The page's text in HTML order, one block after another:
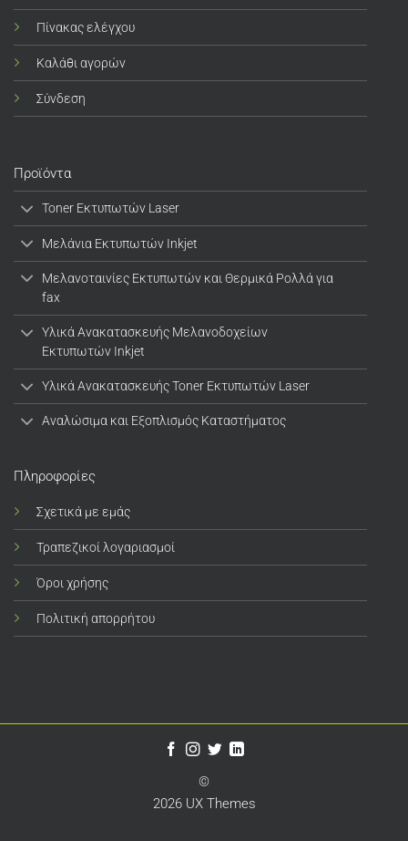
Πίνακας ελέγχου
Καλάθι αγορών
Σύνδεση
Προϊόντα
Toner Εκτυπωτών Laser
Μελάνια Εκτυπωτών Inkjet
Μελανοταινίες Εκτυπωτών και Θερμικά Ρολλά για
fax
Υλικά Ανακατασκευής Μελανοδοχείων
Εκτυπωτών Inkjet
Υλικά Ανακατασκευής Toner Εκτυπωτών Laser
Αναλώσιμα και Εξοπλισμός Καταστήματος
Πληροφορίες
Σχετικά με εμάς
Τραπεζικοί λογαριασμοί
Όροι χρήσης
Πολιτική απορρήτου
©
2026 UX Themes